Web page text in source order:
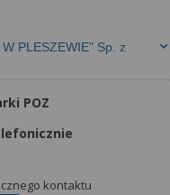
PLESZEWIE" Sp. z
POZ
kontaktu